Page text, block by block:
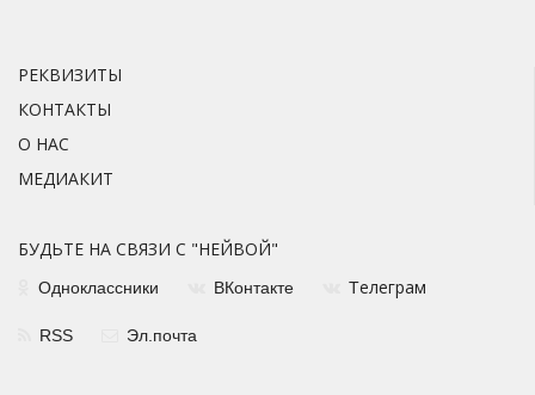
РЕКВИЗИТЫ
КОНТАКТЫ
О НАС
МЕДИАКИТ
БУДЬТЕ НА СВЯЗИ С "НЕЙВОЙ"
Одноклассники ВКонтакте Телеграм
RSS Эл.почта